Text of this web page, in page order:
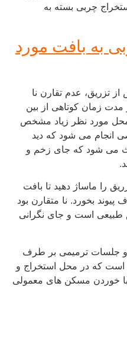
چربی بسته به
به بافت مورد
عدم تقارن نا
زمان کوتاهی از بین
مورد نظر زیاد مشخص
می شود که دید
می شود که جای زخم و
را ماساژ دهید تا بافت
بخورد. نا متقارن بود
است و جای نگرانی
ترمیمی بر طرف
که در محل استخراج و
خوردن مسکن های معمولی